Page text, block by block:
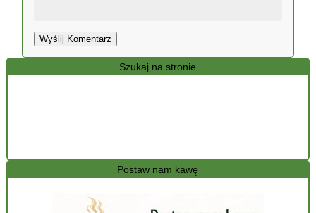
Szukaj na stronie
Postaw nam kawę
Wyślij Komentarz